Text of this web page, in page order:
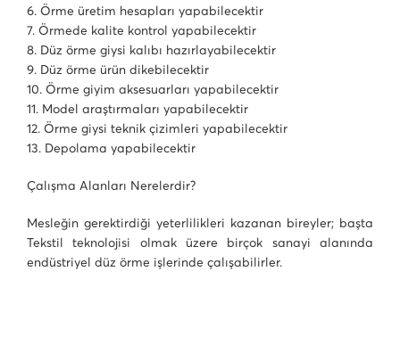
6. Örme üretim hesapları yapabilecektir
7. Örmede kalite kontrol yapabilecektir
8. Düz örme giysi kalıbı hazırlayabilecektir
9. Düz örme ürün dikebilecektir
10. Örme giyim aksesuarları yapabilecektir
11. Model araştırmaları yapabilecektir
12. Örme giysi teknik çizimleri yapabilecektir
13. Depolama yapabilecektir
Çalışma Alanları Nerelerdir?
Mesleğin gerektirdiği yeterlilikleri kazanan bireyler; başta
Tekstil teknolojisi olmak üzere birçok sanayi alanında
endüstriyel düz örme işlerinde çalışabilirler.